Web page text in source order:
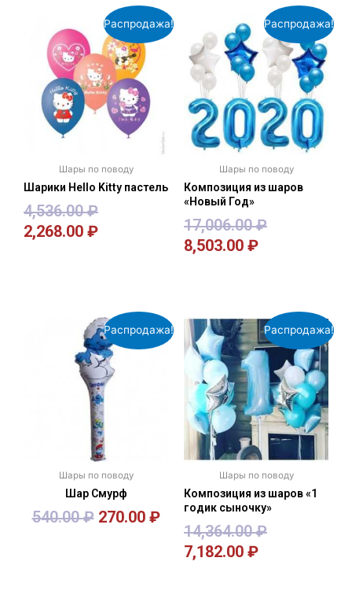
Распродажа!
Шары по поводу
Шарики Hello Kitty пастель
4,536.00₽
2,268.00 ₽
Распродажа!
Шары по поводу
Композиция из шаров
«Новый Год»
17,006.00₽
8,503.00 ₽
Распродажа!
Шары по поводу
Шар Смурф
540.00₽ 270.00 ₽
Распродажа!
Шары по поводу
Композиция из шаров «1
годик сыночку»
14,364.00₽
7,182.00 ₽